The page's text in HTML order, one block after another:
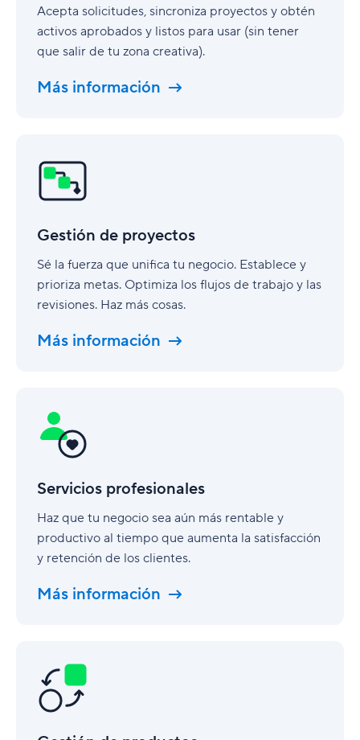
Acepta solicitudes, sincroniza proyectos y obtén
activos aprobados y listos para usar (sin tener
que salir de tu zona creativa).
Más información
Gestión de proyectos
Sé la fuerza que unifica tu negocio. Establece y
prioriza metas. Optimiza los flujos de trabajo y las
revisiones. Haz más cosas.
Más información
proyectos
Servicios profesionales
Haz que tu negocio sea aún más rentable y
productivo al tiempo que aumenta la satisfacción
y retención de los clientes.
Más información
profesionales
productos